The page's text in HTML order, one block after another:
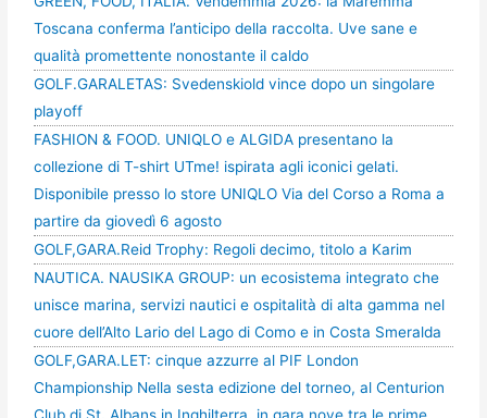
Toscana conferma l’anticipo della raccolta. Uve sane e
qualità promettente nonostante il caldo
GOLF.GARALETAS: Svedenskiold vince dopo un singolare
playoff
FASHION & FOOD. UNIQLO e ALGIDA presentano la
collezione di T-shirt UTme! ispirata agli iconici gelati.
Disponibile presso lo store UNIQLO Via del Corso a Roma a
partire da giovedì 6 agosto
GOLF,GARA.Reid Trophy: Regoli decimo, titolo a Karim
NAUTICA. NAUSIKA GROUP: un ecosistema integrato che
unisce marina, servizi nautici e ospitalità di alta gamma nel
cuore dell’Alto Lario del Lago di Como e in Costa Smeralda
GOLF,GARA.LET: cinque azzurre al PIF London
Championship Nella sesta edizione del torneo, al Centurion